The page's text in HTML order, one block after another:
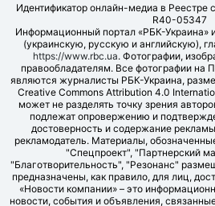
Идентификатор онлайн-медиа в
R40-05347
Информационный портал «РБК-Украина»
(украинскую, русскую и английскую),
https://www.rbc.ua. Фотографии,
правообладателям. Все фотографии на
являются журналисты РБК-Украина,
Creative Commons Attribution 4.0
может не разделять точку зрения
подлежат опровержению и
достоверность и содержание
рекламодатель. Материалы,
"Спецпроект", "Партнерский
"Благотворительность", "Резонанс"
предназначены, как правило, для лиц,
«Новости компании» – это
новости, события и объявления,